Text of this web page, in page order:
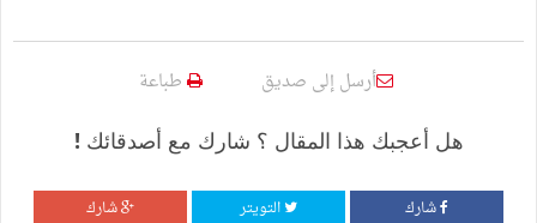
أرسل إلى صديق طباعة
هل أعجبك هذا المقال ؟ شارك مع أصدقائك !
شارك التويتر شارك